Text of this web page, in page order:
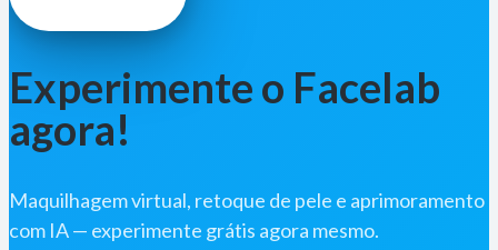
Experimente o Facelab
agora!
Maquilhagem virtual, retoque de pele e aprimoramento
com IA — experimente grátis agora mesmo.